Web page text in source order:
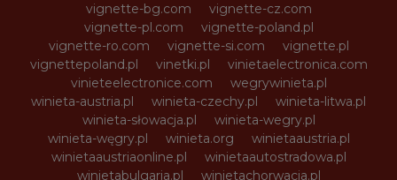
vignette-bg.com
vignette-cz.com
vignette-pl.com
vignette-poland.pl
vignette-ro.com
vignette-si.com
vignette.pl
vignettepoland.pl
vinetki.pl
vinietaelectronica.com
vinieteelectronice.com
wegrywinieta.pl
winieta-austria.pl
winieta-czechy.pl
winieta-litwa.pl
winieta-słowacja.pl
winieta-wegry.pl
winieta-węgry.pl
winieta.org
winietaaustria.pl
winietaaustriaonline.pl
winietaautostradowa.pl
winietabulgaria.pl
winietachorwacja.pl